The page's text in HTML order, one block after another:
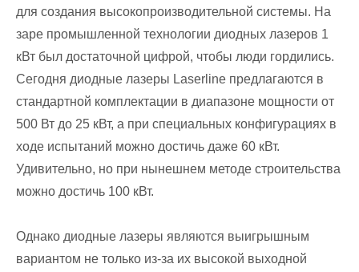
для создания высокопроизводительной системы. На
заре промышленной технологии диодных лазеров 1
кВт был достаточной цифрой, чтобы люди гордились.
Сегодня диодные лазеры Laserline предлагаются в
стандартной комплектации в диапазоне мощности от
500 Вт до 25 кВт, а при специальных конфигурациях в
ходе испытаний можно достичь даже 60 кВт.
Удивительно, но при нынешнем методе строительства
можно достичь 100 кВт.
Однако диодные лазеры являются выигрышным
вариантом не только из-за их высокой выходной